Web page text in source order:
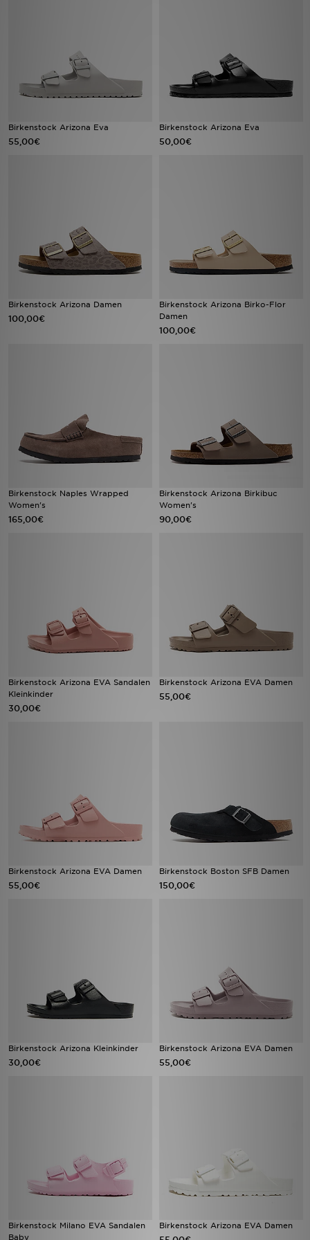
Birkenstock Arizona Eva
55,00€
Birkenstock Arizona Eva
50,00€
Birkenstock Arizona Damen
100,00€
Birkenstock Arizona Birko-Flor
Damen
100,00€
Birkenstock Naples Wrapped
Women's
165,00€
Birkenstock Arizona Birkibuc
Women's
90,00€
Birkenstock Arizona EVA Sandalen
Kleinkinder
30,00€
Birkenstock Arizona EVA Damen
55,00€
Birkenstock Arizona EVA Damen
55,00€
Birkenstock Boston SFB Damen
150,00€
Birkenstock Arizona Kleinkinder
30,00€
Birkenstock Arizona EVA Damen
55,00€
Birkenstock Milano EVA Sandalen
Baby
Birkenstock Arizona EVA Damen
Lade Die APP
Geschenkkarte
Filialfinder
Hilfe & Kontakt